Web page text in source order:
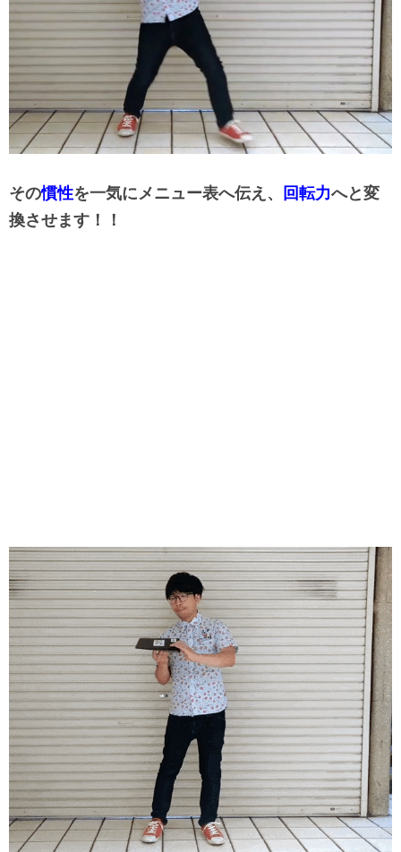
その慣性を一気にメニュー表へ伝え、 回転力へと変
換させます！！